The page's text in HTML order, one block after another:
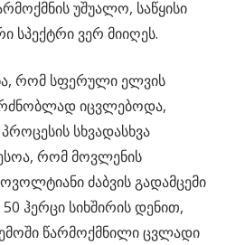
უშუალო, საწყისი
სპექტრი ვერ მიიღეს.
რომ სფერული ელვის
იცვლებოდა,
სხვადასხვა
რომ მოვლენის
ძაბვის გადამცემი
ჰერცი სიხშირის დენით,
წარმოქმნილი ცვლადი